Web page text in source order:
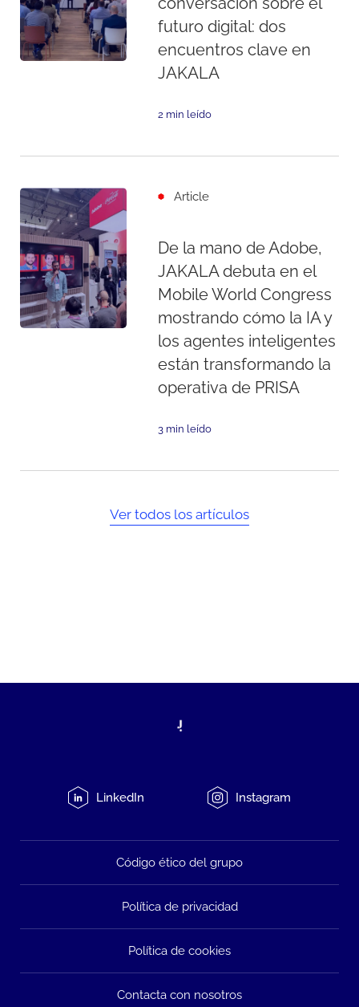
conversación sobre el
futuro digital: dos
encuentros clave en
JAKALA
2 min leído
Article
De la mano de Adobe,
JAKALA debuta en el
Mobile World Congress
mostrando cómo la IA y
los agentes inteligentes
están transformando la
operativa de PRISA
3 min leído
Ver todos los artículos
LinkedIn Instagram
Código ético del grupo
Política de privacidad
Política de cookies
Contacta con nosotros